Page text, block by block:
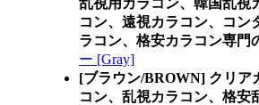
乱視用カラコン、韓国乱視
コン、遠視カラコン、コン
ラコン、格安カラコン専門
ー [Gray]
[ブラウン/BROWN] クリア
コン、乱視カラコン、格安